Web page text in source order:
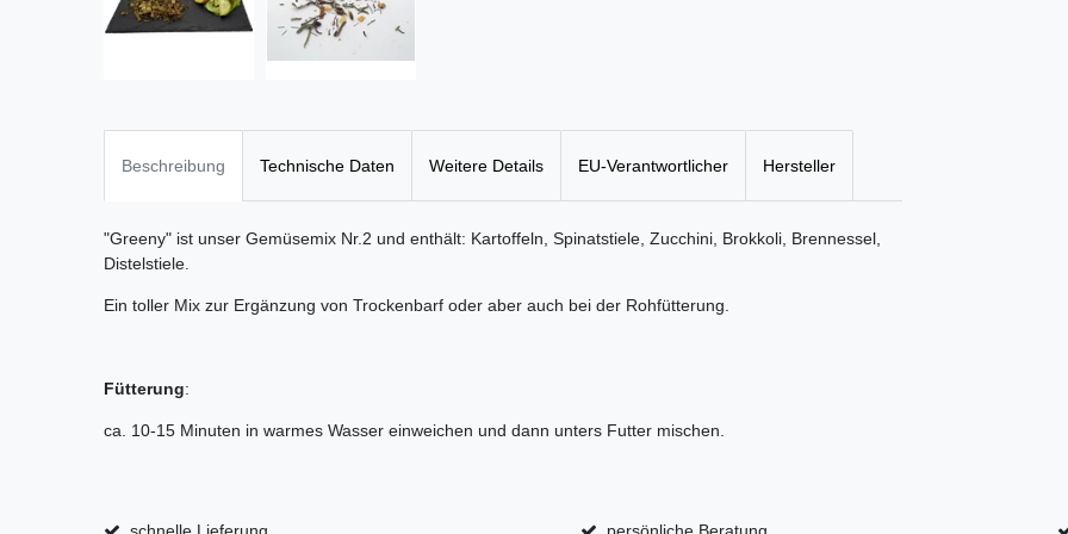
Beschreibung Technische Daten Weitere Details EU-Verantwortlicher Hersteller
"Greeny" ist unser Gemüsemix Nr.2 und enthält: Kartoffeln, Spinatstiele, Zucchini, Brokkoli, Brennessel,
Distelstiele
Ein toller Mix zur Ergänzung von Trockenbarf oder aber auch bei der Rohfütterung.
Fütterung:
ca. 10-15 Minuten in warmes Wasser einweichen und dann unters Futter mischen.
schnelle Lieferung persönliche Beratung